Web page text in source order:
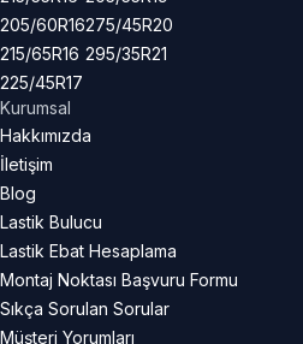
205/60R16
215/65R16
225/45R17
275/45R20
295/35R21
Kurumsal
Hakkımızda
İletişim
Blog
Lastik Bulucu
Lastik Ebat Hesaplama
Montaj Noktası Başvuru Formu
Sıkça Sorulan Sorular
Müşteri Yorumları